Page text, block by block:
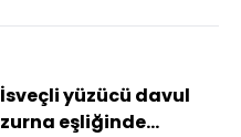
İsveçli yüzücü davul
zurna eşliğinde